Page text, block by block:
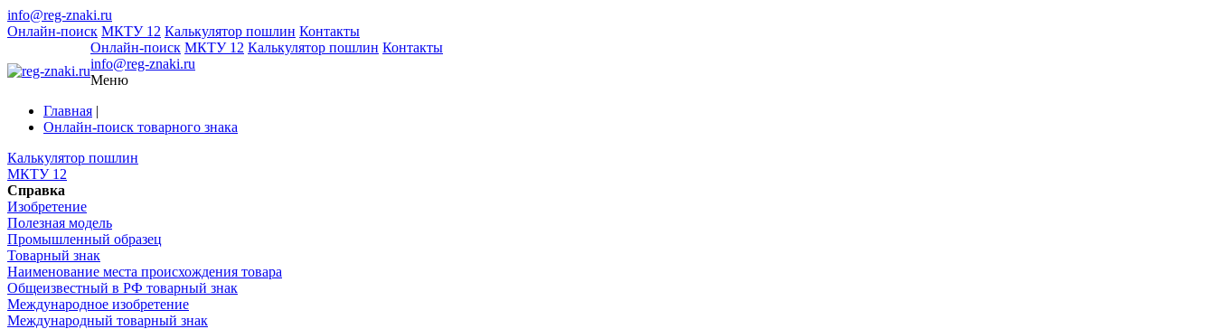
info@reg-znaki.ru
Онлайн-поиск МКТУ 12 Калькулятор пошлин Контакты
Онлайн-поиск МКТУ 12 Калькулятор пошлин Контакты
info@reg-znaki.ru
Меню
Главная |
Онлайн-поиск товарного знака
Калькулятор пошлин
МКТУ 12
Справка
Изобретение
Полезная модель
Промышленный образец
Товарный знак
Наименование места происхождения товара
Общеизвестный в РФ товарный знак
Международное изобретение
Международный товарный знак